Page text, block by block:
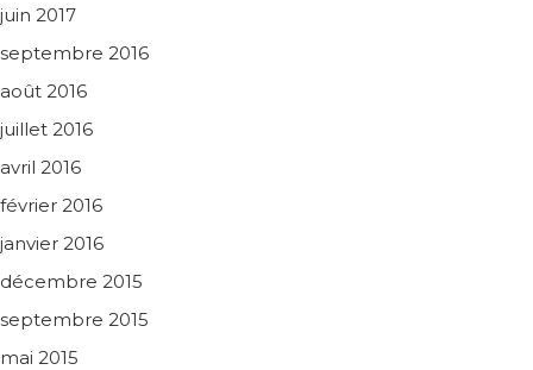
juin 2017
septembre 2016
août 2016
juillet 2016
avril 2016
février 2016
janvier 2016
décembre 2015
septembre 2015
mai 2015